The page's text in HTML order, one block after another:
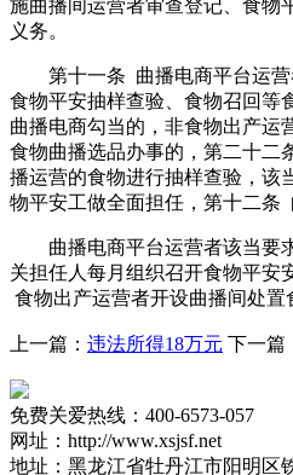
施曲播间运营者审查登记、食物
义务。
第十一条 曲播电商平台运营者
食物平安抽样查验、食物召回等
曲播电商勾当的，非食物出产运
食物曲播选品办事的，第二十二
播运营的食物进行抽样查验，该
物平安工做全面担任，第十二条
曲播电商平台运营者该当要求
关担任人每月组织召开食物平安
食物出产运营者开设曲播间处置
上一篇： 违法所得18万元 下一篇
免费关爱热线：400-6573-057
网址：http://www.xsjsf.net
地址：黑龙江省牡丹江市阳明区